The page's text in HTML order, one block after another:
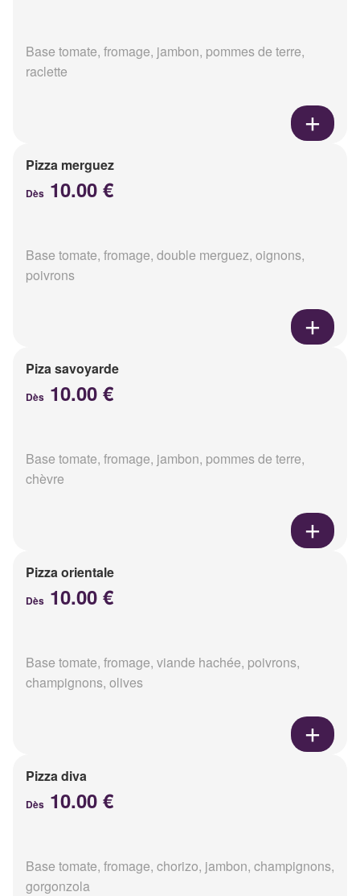
Base tomate, fromage, jambon, pommes de terre,
raclette
Pizza merguez
Dès 10.00 €
Base tomate, fromage, double merguez, oignons,
poivrons
Piza savoyarde
Dès 10.00 €
Base tomate, fromage, jambon, pommes de terre,
chèvre
Pizza orientale
Dès 10.00 €
Base tomate, fromage, viande hachée, poivrons,
champignons, olives
Pizza diva
Dès 10.00 €
Base tomate, fromage, chorizo, jambon, champignons,
gorgonzola